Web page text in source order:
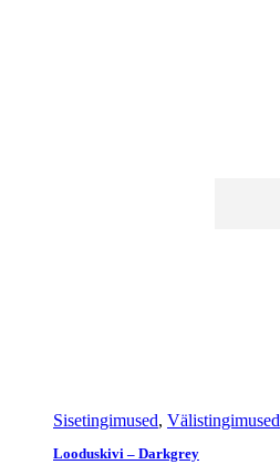
Sisetingimused, Välistingimused
Looduskivi – Darkgrey